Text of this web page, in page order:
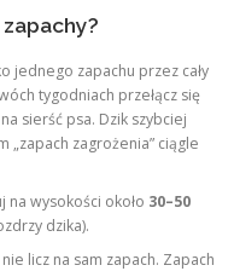
jednego zapachu przez cały
tygodniach przełącz się
sierść psa. Dzik szybciej
„zapach zagrożenia” ciągle
na wysokości około 30–50
dzika).
licz na sam zapach. Zapach